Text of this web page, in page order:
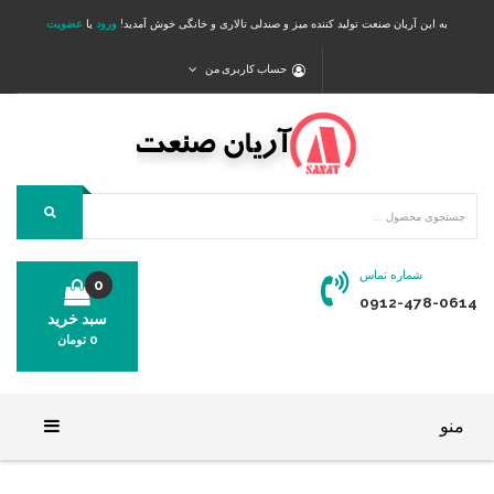
به این آریان صنعت تولید کننده میز و صندلی تالاری و خانگی خوش آمدید! ورود یا عضویت
حساب کاربری من
شماره تماس
0912-478-0614
سبد خرید
0
0 تومان
منو